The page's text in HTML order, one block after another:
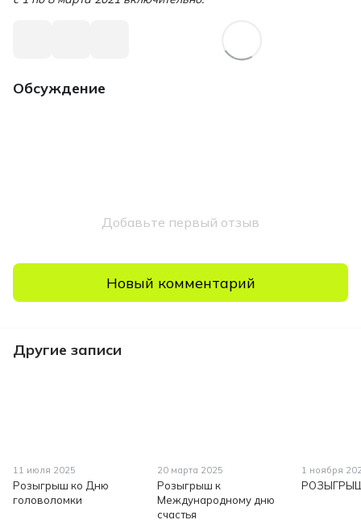
Обсуждение
Добавьте первый отзыв
Новый комментарий
Другие записи
11 июля 2025
Розыгрыш ко Дню
головоломки
20 марта 2025
Розыгрыш к
Международному дню
счастья
1 ноября